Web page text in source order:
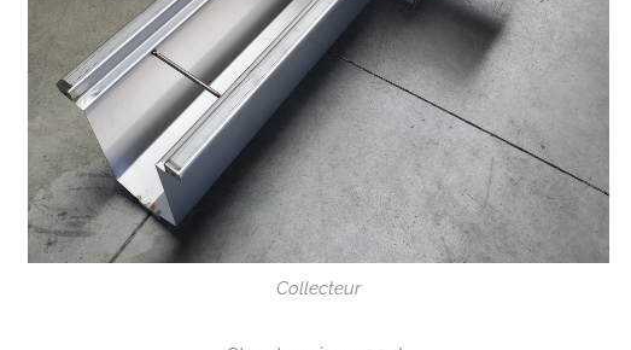
Collecteur